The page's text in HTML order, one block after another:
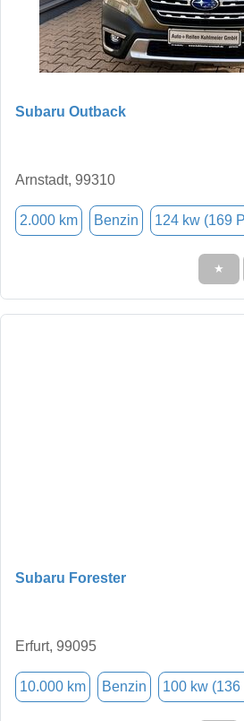
Subaru Outback
Arnstadt, 99310
2.000 km Benzin 124 kw (169
★
Subaru Forester
Erfurt, 99095
10.000 km Benzin 100 kw (136